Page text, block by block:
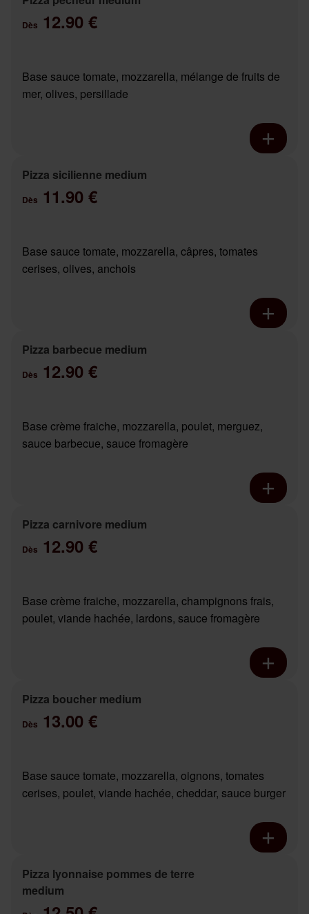
Dès 12.90 €
Base sauce tomate, mozzarella, mélange de fruits de
mer, olives, persillade
Pizza sicilienne medium
Dès 11.90 €
Base sauce tomate, mozzarella, câpres, tomates
cerises, olives, anchois
Pizza barbecue medium
Dès 12.90 €
Base crème fraiche, mozzarella, poulet, merguez,
sauce barbecue, sauce fromagère
Pizza carnivore medium
Dès 12.90 €
Base crème fraiche, mozzarella, champignons frais,
poulet, viande hachée, lardons, sauce fromagère
Pizza boucher medium
Dès 13.00 €
Base sauce tomate, mozzarella, oignons, tomates
cerises, poulet, viande hachée, cheddar, sauce burger
Pizza lyonnaise pommes de terre
medium